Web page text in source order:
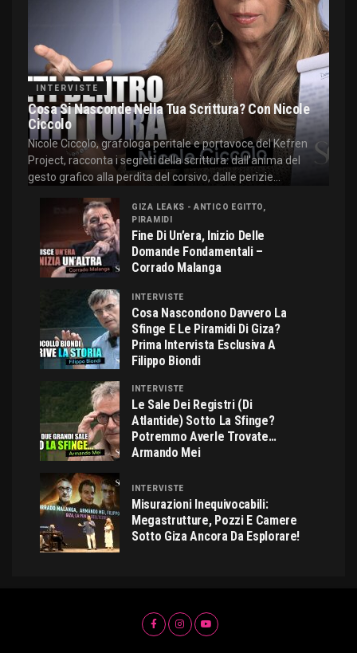
INTERVISTE
Cosa Si Nasconde Nella Tua Scrittura? Con Nicole
Ciccolo
Nicole Ciccolo, grafologa peritale e portavoce del Kefren
Project, racconta i segreti della scrittura: dall'anima del
gesto grafico alla perdita del corsivo, dalle perizie...
GIZA LEAKS - ANTICO EGITTO,
PIRAMIDI
Fine Di Un’era, Inizio Delle
Domande Fondamentali –
Corrado Malanga
INTERVISTE
Cosa Nascondono Davvero La
Sfinge E Le Piramidi Di Giza?
Prima Intervista Esclusiva A
Filippo Biondi
INTERVISTE
Le Sale Dei Registri (di
Atlantide) Sotto La Sfinge?
Potremmo Averle Trovate…
Armando Mei
INTERVISTE
Misurazioni Inequivocabili:
Megastrutture, Pozzi E Camere
Sotto Giza Ancora Da Esplorare!